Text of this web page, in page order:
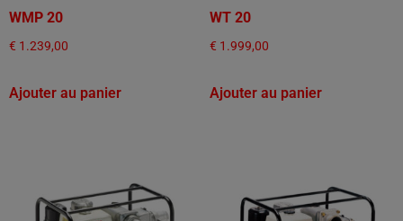
WMP 20
€ 1.239,00
Ajouter au panier
WT 20
€ 1.999,00
Ajouter au panier